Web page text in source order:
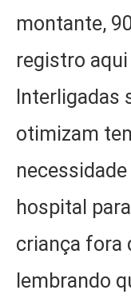
montante,
registro
Interligadas
otimizam
hospital
criança fora
lembrando